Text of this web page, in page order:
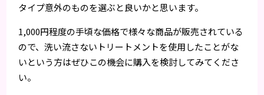
タイプ意外のものを選ぶと良いかと思います。
1,000円程度の手頃な価格で様々な商品が販売されている
ので、洗い流さないトリートメントを使用したことがな
いという方はぜひこの機会に購入を検討してみてくださ
い。